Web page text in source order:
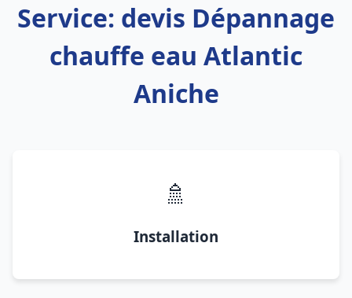
Service: devis Dépannage
chauffe eau Atlantic
Aniche
🚿
Installation